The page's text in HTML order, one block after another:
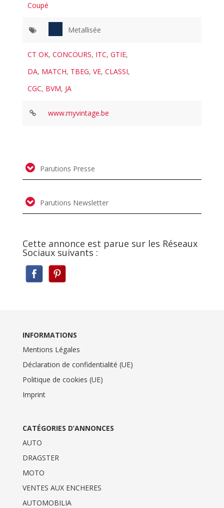
Coupé
Metallisée
CT OK,CONCOURS, ITC,GTIE,
DA, MATCH, TBEG,VE,CLASSI,
CGC, BVM, JA
www.myvintage.be
Parutions Presse
Parutions Newsletter
Cette annonce est parue sur les Réseaux
Sociaux suivants :
INFORMATIONS
Mentions Légales
Déclaration de confidentialité (UE)
Politique de cookies (UE)
Imprint
CATÉGORIES D’ANNONCES
AUTO
DRAGSTER
MOTO
VENTES AUX ENCHERES
AUTOMOBILIA